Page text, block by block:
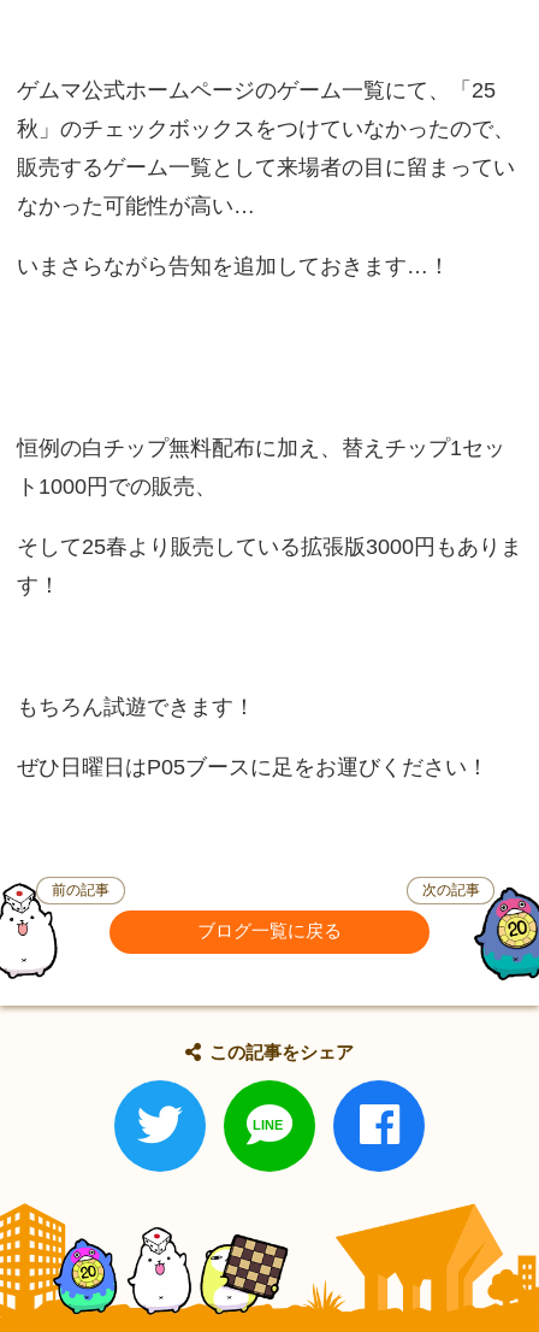
ゲムマ公式ホームページのゲーム一覧にて、「25
秋」のチェックボックスをつけていなかったので、
販売するゲーム一覧として来場者の目に留まってい
なかった可能性が高い…
いまさらながら告知を追加しておきます…！
恒例の白チップ無料配布に加え、替えチップ1セッ
ト1000円での販売、
そして25春より販売している拡張版3000円もありま
す！
もちろん試遊できます！
ぜひ日曜日はP05ブースに足をお運びください！
前の記事
ブログ一覧に戻る
次の記事
この記事をシェア